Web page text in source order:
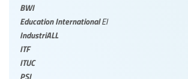
BWI
Education InternationalEI
IndustriALL
ITF
ITUC
PSI